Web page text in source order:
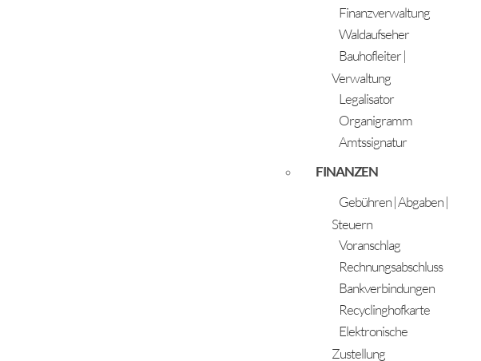
Finanzverwaltung
Waldaufseher
Bauhofleiter |
Verwaltung
Legalisator
Organigramm
Amtssignatur
FINANZEN
Gebühren | Abgaben |
Steuern
Voranschlag
Rechnungsabschluss
Bankverbindungen
Recyclinghofkarte
Elektronische
Zustellung